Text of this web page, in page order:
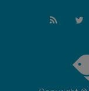
se